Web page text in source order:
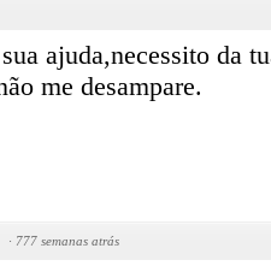
ajuda,necessito da
me desampare.
· 777 semanas atrás